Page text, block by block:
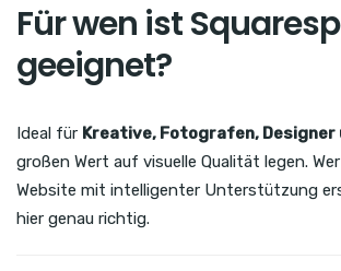
Für wen ist
geeignet?
Ideal für Kreative, Fotografen, Designer
großen Wert auf visuelle Qualität legen.
Website mit intelligenter Unterstützung
hier genau richtig.